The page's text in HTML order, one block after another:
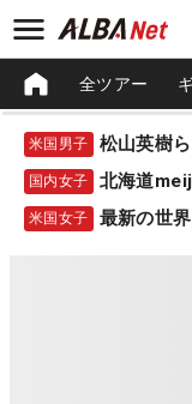
全ツアー
米国男子 松山英樹
国内女子 北海道
米国女子 最新の世